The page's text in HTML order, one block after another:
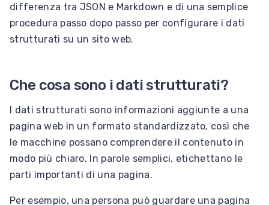
differenza tra JSON e Markdown e di una semplice
procedura passo dopo passo per configurare i dati
strutturati su un sito web.
Che cosa sono i dati strutturati?
I dati strutturati sono informazioni aggiunte a una
pagina web in un formato standardizzato, così che
le macchine possano comprendere il contenuto in
modo più chiaro. In parole semplici, etichettano le
parti importanti di una pagina.
Per esempio, una persona può guardare una pagina